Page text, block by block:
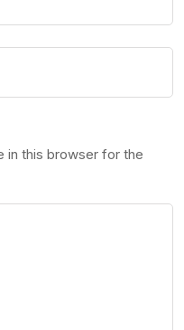
in this browser for the